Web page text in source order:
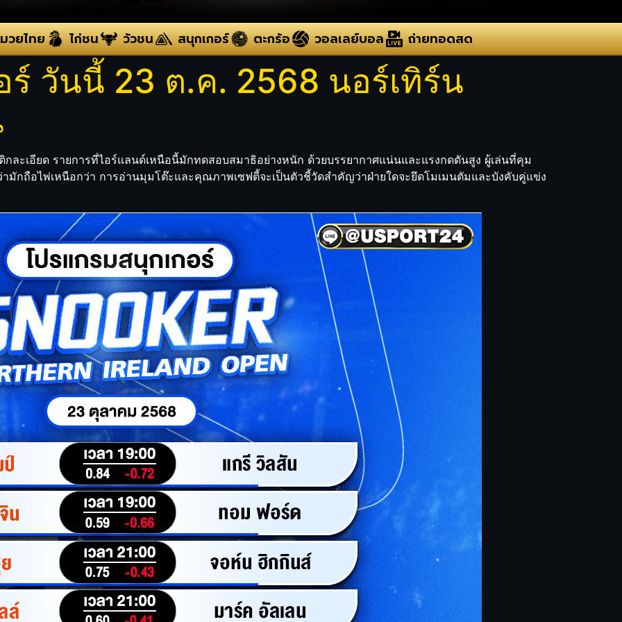
มวยไทย ไก่ชน วัวชน สนุกเกอร์ ตะกร้อ วอลเลย์บอล ถ่ายทอดสด
ร์ วันนี้ 23 ต.ค. 2568 นอร์เทิร์น
ละเอียด รายการที่ไอร์แลนด์เหนือนี้มักทดสอบสมาธิอย่างหนัก ด้วยบรรยากาศแน่นและแรงกดดันสูง ผู้เล่นที่คุม
มักถือไพ่เหนือกว่า การอ่านมุมโต๊ะและคุณภาพเซฟตี้จะเป็นตัวชี้วัดสำคัญว่าฝ่ายใดจะยึดโมเมนตัมและบังคับคู่แข่ง